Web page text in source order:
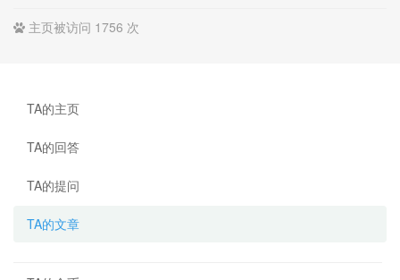
主页被访问 1756 次
TA的主页
TA的回答
TA的提问
TA的文章